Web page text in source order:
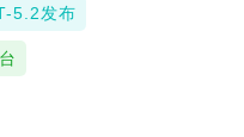
5.2发布